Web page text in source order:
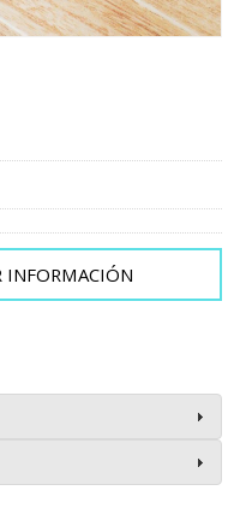
INFORMACIÓN